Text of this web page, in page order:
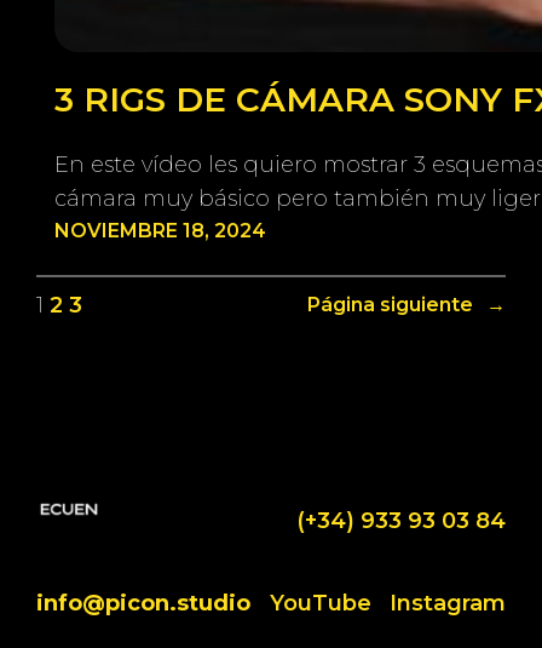
3 RIGS DE CÁMARA SONY
En este vídeo les quiero mostrar 3
cámara muy básico pero también muy
NOVIEMBRE 18, 2024
1 2 3 Página siguiente →
(+34) 933 93 03 84
info@picon.studio YouTube Instagram